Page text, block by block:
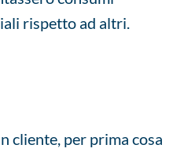
rispetto ad altri.
cliente, per prima cosa